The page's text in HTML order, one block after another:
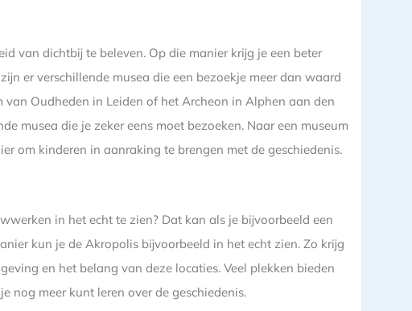
van dichtbij te beleven. Op die manier krijg je een beter
er verschillende musea die een bezoekje meer dan waard
van Oudheden in Leiden of het Archeon in Alphen aan den
musea die je zeker eens moet bezoeken. Naar een museum
om kinderen in aanraking te brengen met de geschiedenis.
in het echt te zien? Dat kan als je bijvoorbeeld een
kun je de Akropolis bijvoorbeeld in het echt zien. Zo krijg
en het belang van deze locaties. Veel plekken bieden
nog meer kunt leren over de geschiedenis.